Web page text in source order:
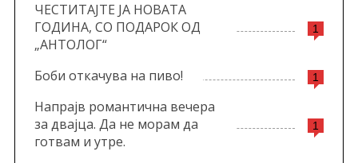
1
ЧЕСТИТАЈТЕ ЈА НОВАТА
ГОДИНА, СО ПОДАРОК ОД
„АНТОЛОГ“
1
Боби откачува на пиво!
1
Напрајв романтична вечера
за двајца. Да не морам да
готвам и утре.